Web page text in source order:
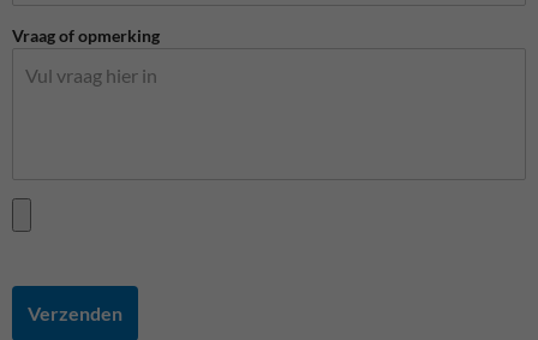
Vraag of opmerking
Verzenden